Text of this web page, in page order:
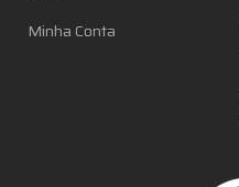
Minha Conta